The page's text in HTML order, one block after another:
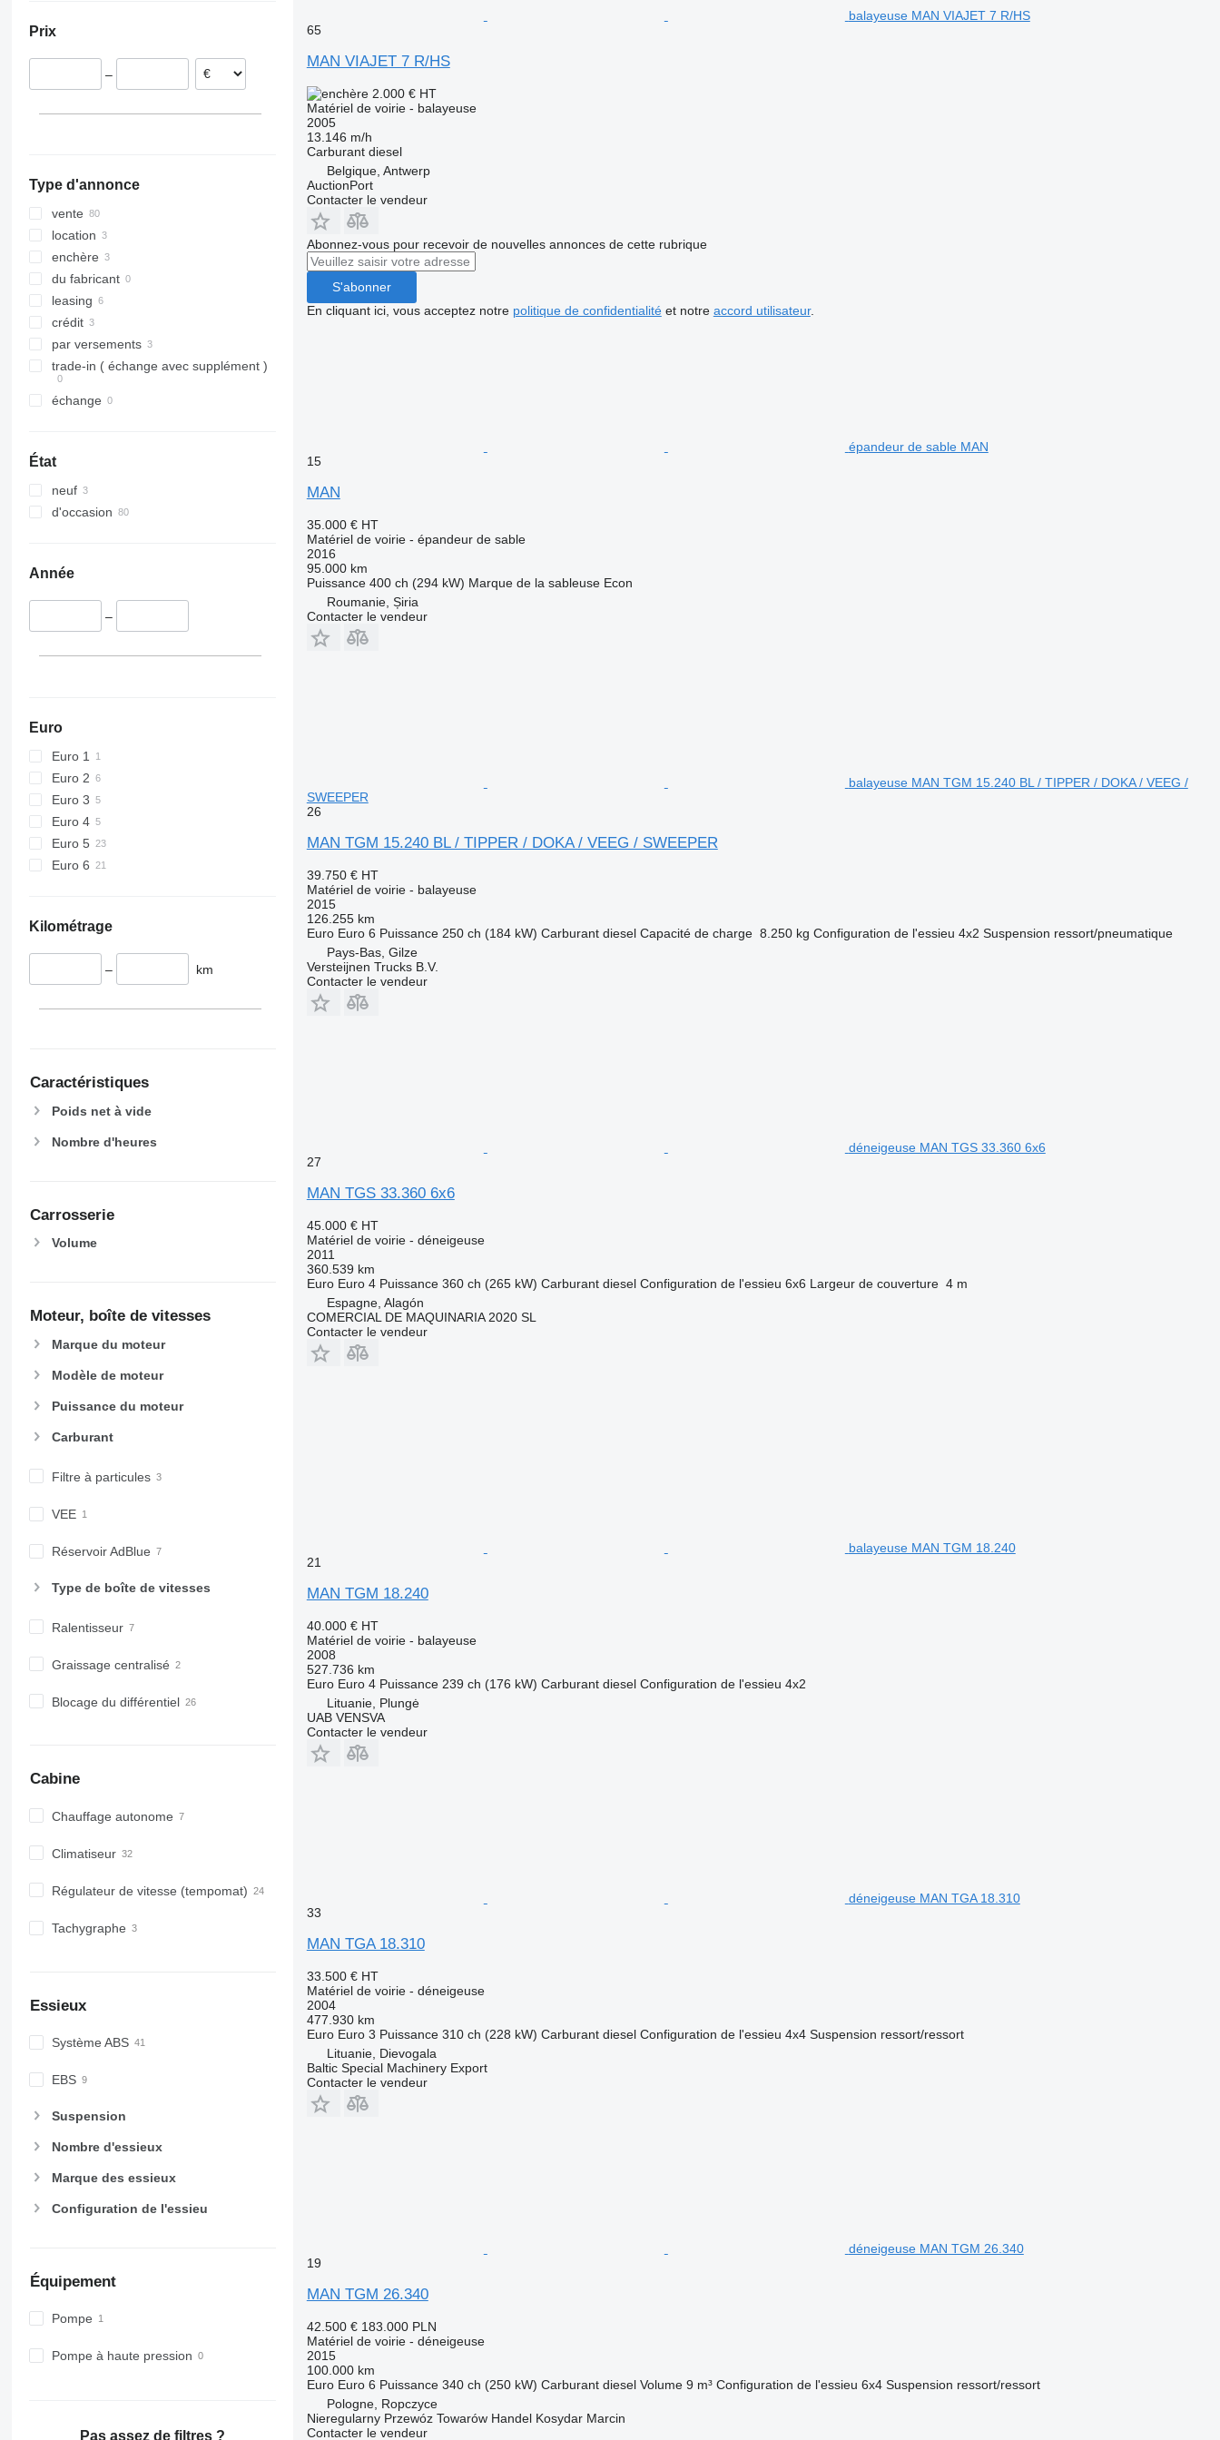
TGS 33.360
TGS 33.440
Hongrie
République tchèque
Prix
–
Type d'annonce
vente
location
enchère
du fabricant
leasing
crédit
par versements
trade-in ( échange avec supplément )
échange
État
neuf
d'occasion
Année
–
Euro
Euro 1
Euro 2
Euro 3
Euro 4
Euro 5
Euro 6
Kilométrage
– km
Caractéristiques
Poids net à vide
Nombre d'heures
Carrosserie
Volume
Moteur, boîte de vitesses
Marque du moteur
Modèle de moteur
Puissance du moteur
Carburant
Filtre à particules
VEE
Réservoir AdBlue
Type de boîte de vitesses
Ralentisseur
Graissage centralisé
Blocage du différentiel
Cabine
Chauffage autonome
Climatiseur
Régulateur de vitesse (tempomat)
Tachygraphe
Essieux
Système ABS
EBS
Suspension
Nombre d'essieux
Marque des essieux
Configuration de l'essieu
Équipement
Pompe
Pompe à haute pression
Pas assez de filtres ?
balayeuse MAN VIAJET 7 R/HS
65
MAN VIAJET 7 R/HS
2.000 € HT
Matériel de voirie - balayeuse
2005
13.146 m/h
Carburant diesel
Belgique, Antwerp
AuctionPort
Contacter le vendeur
Abonnez-vous pour recevoir de nouvelles annonces de cette rubrique
S'abonner
En cliquant ici, vous acceptez notre politique de confidentialitéet notre accord utilisateur.
épandeur de sable MAN
15
MAN
35.000 € HT
Matériel de voirie - épandeur de sable
2016
95.000 km
Puissance 400 ch (294 kW) Marque de la sableuse Econ
Roumanie, Șiria
Contacter le vendeur
balayeuse MAN TGM 15.240 BL / TIPPER / DOKA / VEEG /
SWEEPER
26
MAN TGM 15.240 BL / TIPPER / DOKA / VEEG / SWEEPER
39.750 € HT
Matériel de voirie - balayeuse
2015
126.255 km
Euro Euro 6 Puissance 250 ch (184 kW) Carburant diesel Capacité de charge 8.250 kg Configuration de l'essieu 4x2 Suspension ressort/pneumatique
Pays-Bas, Gilze
Versteijnen Trucks B.V.
Contacter le vendeur
déneigeuse MAN TGS 33.360 6x6
27
MAN TGS 33.360 6x6
45.000 € HT
Matériel de voirie - déneigeuse
2011
360.539 km
Euro Euro 4 Puissance 360 ch (265 kW) Carburant diesel Configuration de l'essieu 6x6 Largeur de couverture 4 m
Espagne, Alagón
COMERCIAL DE MAQUINARIA 2020 SL
Contacter le vendeur
balayeuse MAN TGM 18.240
21
MAN TGM 18.240
40.000 € HT
Matériel de voirie - balayeuse
2008
527.736 km
Euro Euro 4 Puissance 239 ch (176 kW) Carburant diesel Configuration de l'essieu 4x2
Lituanie, Plungė
UAB VENSVA
Contacter le vendeur
déneigeuse MAN TGA 18.310
33
MAN TGA 18.310
33.500 € HT
Matériel de voirie - déneigeuse
2004
477.930 km
Euro Euro 3 Puissance 310 ch (228 kW) Carburant diesel Configuration de l'essieu 4x4 Suspension ressort/ressort
Lituanie, Dievogala
Baltic Special Machinery Export
Contacter le vendeur
déneigeuse MAN TGM 26.340
19
MAN TGM 26.340
42.500 € 183.000 PLN
Matériel de voirie - déneigeuse
2015
100.000 km
Euro Euro 6 Puissance 340 ch (250 kW) Carburant diesel Volume 9 m³ Configuration de l'essieu 6x4 Suspension ressort/ressort
Pologne, Ropczyce
Nieregularny Przewóz Towarów Handel Kosydar Marcin
Contacter le vendeur